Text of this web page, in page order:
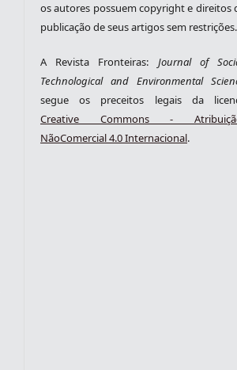
os autores possuem copyright e direitos
publicação de seus artigos sem restrições.
A Revista Fronteiras: Journal of
Technological and Environmental
segue os preceitos legais da
Creative Commons -
NãoComercial 4.0 Internacional.